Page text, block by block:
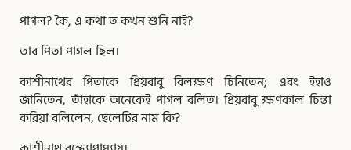
পাগল? কৈ, এ কথা ত কখন শুনি নাই?
তার পিতা পাগল ছিল।
কাশীনাথের পিতাকে প্রিয়বাবু বিলক্ষণ চিনিতেন; এবং ইহাও
জানিতেন, তাঁহাকে অনেকেই পাগল বলিত। প্রিয়বাবু ক্ষণকাল চিন্তা
করিয়া বলিলেন, ছেলেটির নাম কি?